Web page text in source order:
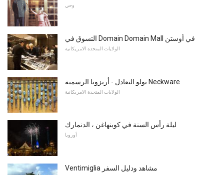
وحي
التسوق في Domain Domain Mall في أوستن
الولايات المتحدة الامريكانية
بولو التعادل - أريزونا الرسمية Neckware
الولايات المتحدة الامريكانية
ليلة رأس السنة في كوبنهاغن ، الدنمارك
أوروبا
Ventimiglia مشاهد ودليل السفر